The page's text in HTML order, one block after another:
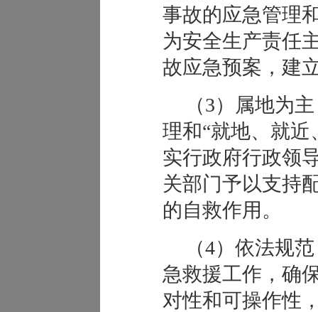
事故的应急管理
为安全生产责任
故应急预案，建
（3）属地为
理和“就地、就近
实行政府行政领
关部门予以支持
的自救作用。
（4）依法规
急救援工作，确
对性和可操作性